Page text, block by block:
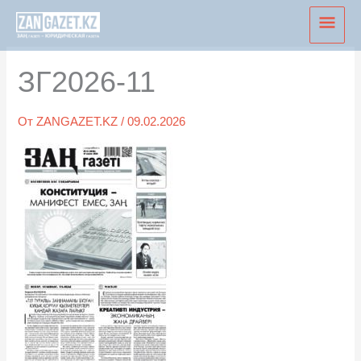
Перейти
содержимому
ЗГ2026-11
ОтZANGAZET.KZ/09.02.2026